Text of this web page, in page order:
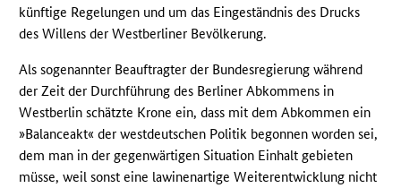
künftige Regelungen und um das Eingeständnis des Drucks
des Willens der Westberliner Bevölkerung.
Als sogenannter Beauftragter der Bundesregierung während
der Zeit der Durchführung des Berliner Abkommens in
Westberlin schätzte Krone ein, dass mit dem Abkommen ein
»Balanceakt« der westdeutschen Politik begonnen worden sei,
dem man in der gegenwärtigen Situation Einhalt gebieten
müsse, weil sonst eine lawinenartige Weiterentwicklung nicht